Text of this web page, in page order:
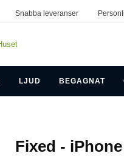
Snabba leveranser
LJUD BEGAGNAT
Fixed -